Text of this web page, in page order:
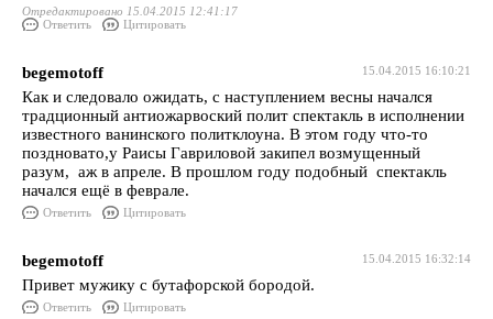
Отредактировано 15.04.2015 12:41:17
Ответить
Цитировать
15.04.2015 16:10:21
begemotoff
Как и следовало ожидать, с наступлением весны начался
традционный антиожарвоский полит спектакль в исполнении
известного ванинского политклоуна. В этом году что-то
поздновато,у Раисы Гавриловой закипел возмущенный
разум, аж в апреле. В прошлом году подобный спектакль
начался ещё в феврале.
Ответить Цитировать
15.04.2015 16:32:14
begemotoff
Привет мужику с бутафорской бородой.
Ответить Цитировать